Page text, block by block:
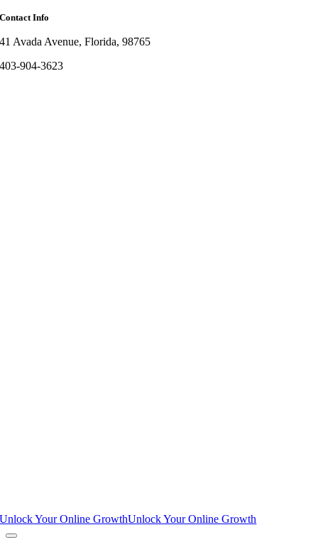
Contact Info
41 Avada Avenue, Florida, 98765
403-904-3623
Unlock Your Online GrowthUnlock Your Online Growth